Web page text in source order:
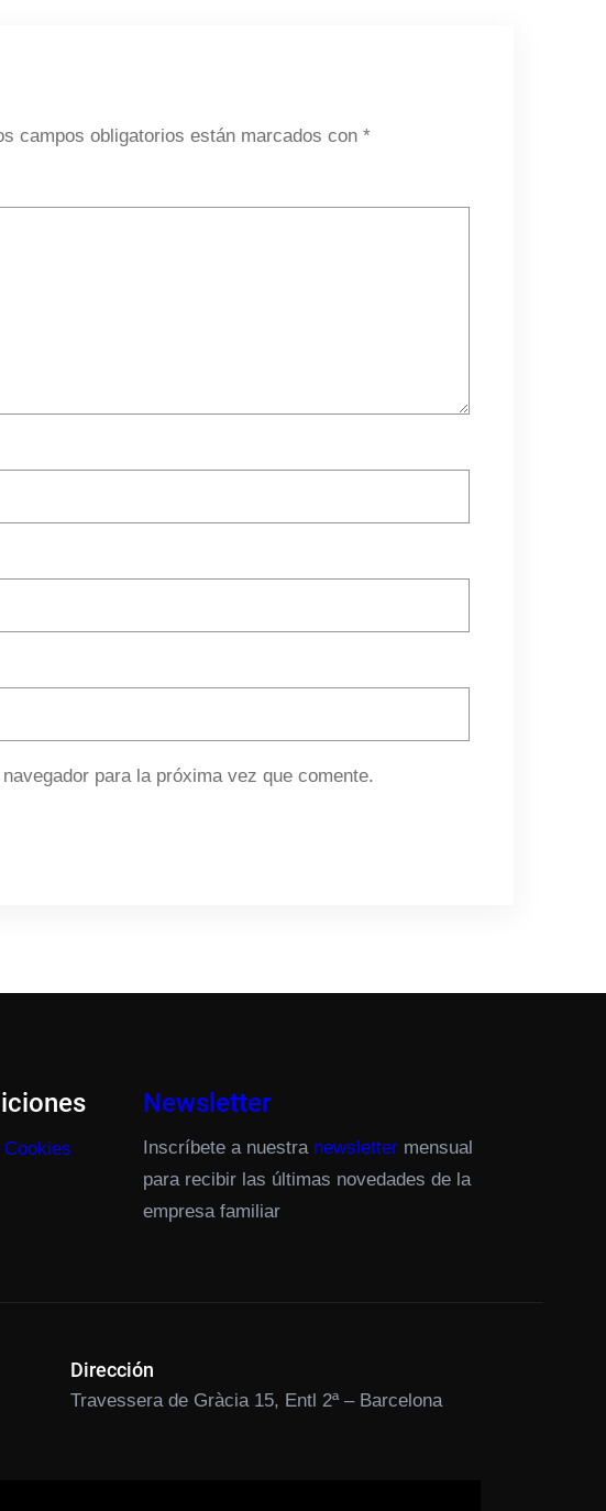
campos obligatorios están marcados con *
para la próxima vez que comente.
Newsletter
Inscríbete a nuestra newslettermensual
para recibir las últimas novedades de la
empresa familiar
Dirección
Travessera de Gràcia 15, Entl 2ª – Barcelona